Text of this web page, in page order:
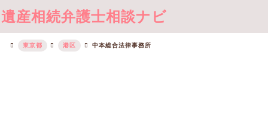
遺産相続弁護士相談ナビ
東京都 港区 中本総合法律事務所